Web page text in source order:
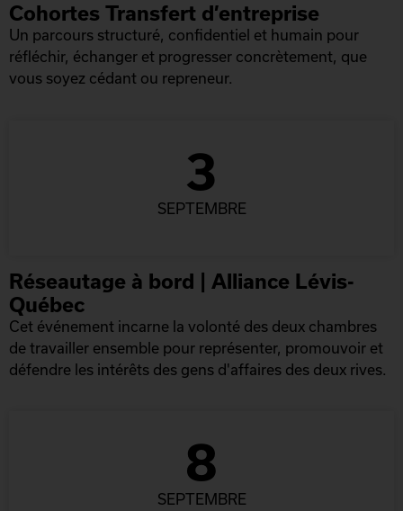
Cohortes Transfert d’entreprise
Un parcours structuré, confidentiel et humain pour
réfléchir, échanger et progresser concrètement, que
vous soyez cédant ou repreneur.
3
SEPTEMBRE
Réseautage à bord | Alliance Lévis-
Québec
Cet événement incarne la volonté des deux chambres
de travailler ensemble pour représenter, promouvoir et
défendre les intérêts des gens d'affaires des deux rives.
8
SEPTEMBRE